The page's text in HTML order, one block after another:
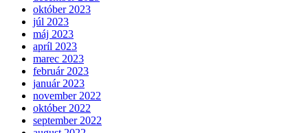
október 2023
júl 2023
máj 2023
apríl 2023
marec 2023
február 2023
január 2023
november 2022
október 2022
september 2022